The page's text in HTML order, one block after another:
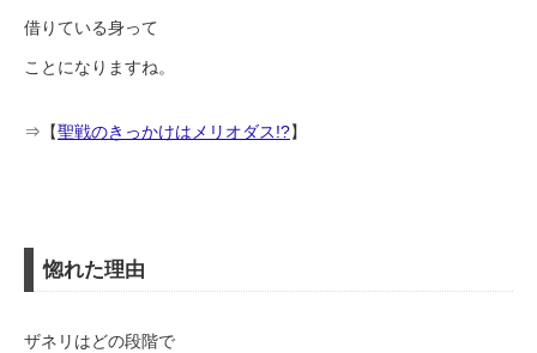
借りている身って
ことになりますね。
⇒【聖戦のきっかけはメリオダス!?】
惚れた理由
ザネリはどの段階で